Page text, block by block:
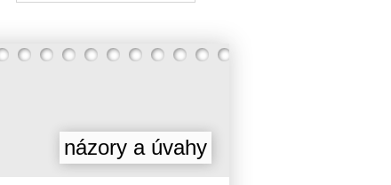
názory a úvahy